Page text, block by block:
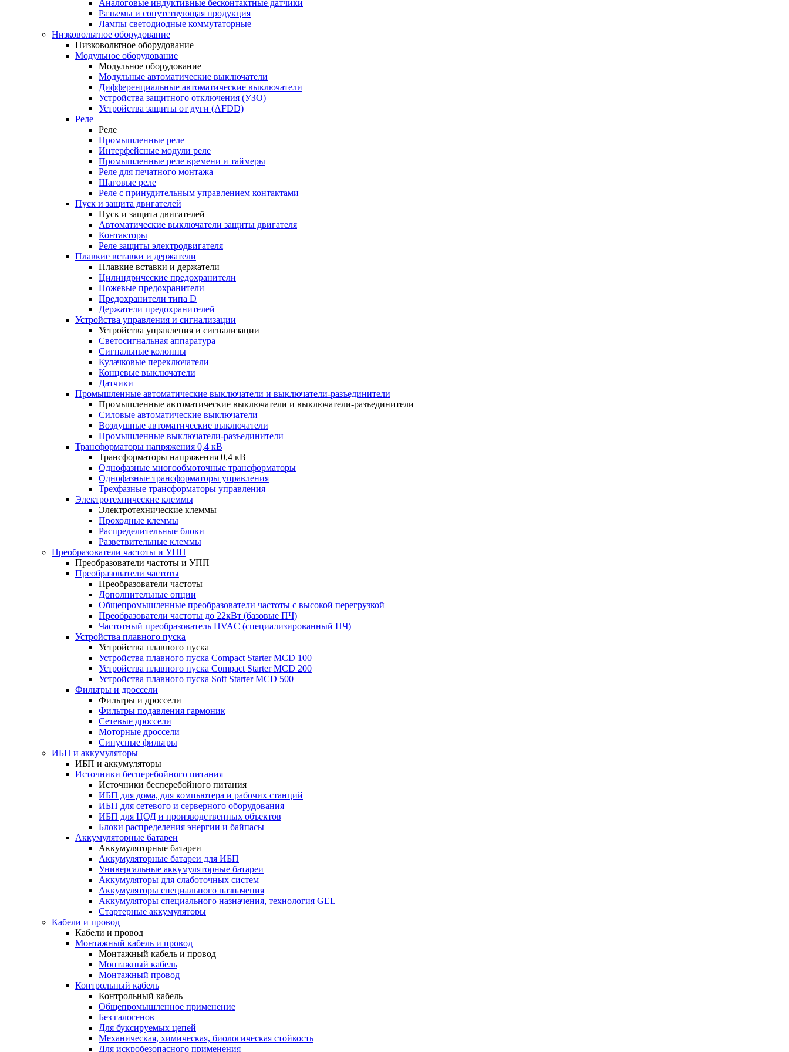
Аналоговые индуктивные бесконтактные датчики
Разъемы и сопутствующая продукция
Лампы светодиодные коммутаторные
Низковольтное оборудование
Низковольтное оборудование
Модульное оборудование
Модульное оборудование
Модульные автоматические выключатели
Дифференциальные автоматические выключатели
Устройства защитного отключения (УЗО)
Устройства защиты от дуги (AFDD)
Реле
Реле
Промышленные реле
Интерфейсные модули реле
Промышленные реле времени и таймеры
Реле для печатного монтажа
Шаговые реле
Реле с принудительным управлением контактами
Пуск и защита двигателей
Пуск и защита двигателей
Автоматические выключатели защиты двигателя
Контакторы
Реле защиты электродвигателя
Плавкие вставки и держатели
Плавкие вставки и держатели
Цилиндрические предохранители
Ножевые предохранители
Предохранители типа D
Держатели предохранителей
Устройства управления и сигнализации
Устройства управления и сигнализации
Светосигнальная аппаратура
Сигнальные колонны
Кулачковые переключатели
Концевые выключатели
Датчики
Промышленные автоматические выключатели и выключатели-разъединители
Промышленные автоматические выключатели и выключатели-разъединители
Силовые автоматические выключатели
Воздушные автоматические выключатели
Промышленные выключатели-разъединители
Трансформаторы напряжения 0,4 кВ
Трансформаторы напряжения 0,4 кВ
Однофазные многообмоточные трансформаторы
Однофазные трансформаторы управления
Трехфазные трансформаторы управления
Электротехнические клеммы
Электротехнические клеммы
Проходные клеммы
Распределительные блоки
Разветвительные клеммы
Преобразователи частоты и УПП
Преобразователи частоты и УПП
Преобразователи частоты
Преобразователи частоты
Дополнительные опции
Общепромышленные преобразователи частоты с высокой перегрузкой
Преобразователи частоты до 22кВт (базовые ПЧ)
Частотный преобразователь HVAC (специализированный ПЧ)
Устройства плавного пуска
Устройства плавного пуска
Устройства плавного пуска Compact Starter MCD 100
Устройства плавного пуска Compact Starter MCD 200
Устройства плавного пуска Soft Starter MCD 500
Фильтры и дроссели
Фильтры и дроссели
Фильтры подавления гармоник
Сетевые дроссели
Моторные дроссели
Синусные фильтры
ИБП и аккумуляторы
ИБП и аккумуляторы
Источники бесперебойного питания
Источники бесперебойного питания
ИБП для дома, для компьютера и рабочих станций
ИБП для сетевого и серверного оборудования
ИБП для ЦОД и производственных объектов
Блоки распределения энергии и байпасы
Аккумуляторные батареи
Аккумуляторные батареи
Аккумуляторные батареи для ИБП
Универсальные аккумуляторные батареи
Аккумуляторы для слаботочных систем
Аккумуляторы специального назначения
Аккумуляторы специального назначения, технология GEL
Стартерные аккумуляторы
Кабели и провод
Кабели и провод
Монтажный кабель и провод
Монтажный кабель и провод
Монтажный кабель
Монтажный провод
Контрольный кабель
Контрольный кабель
Общепромышленное применение
Без галогенов
Для буксируемых цепей
Механическая, химическая, биологическая стойкость
Для искробезопасного применения